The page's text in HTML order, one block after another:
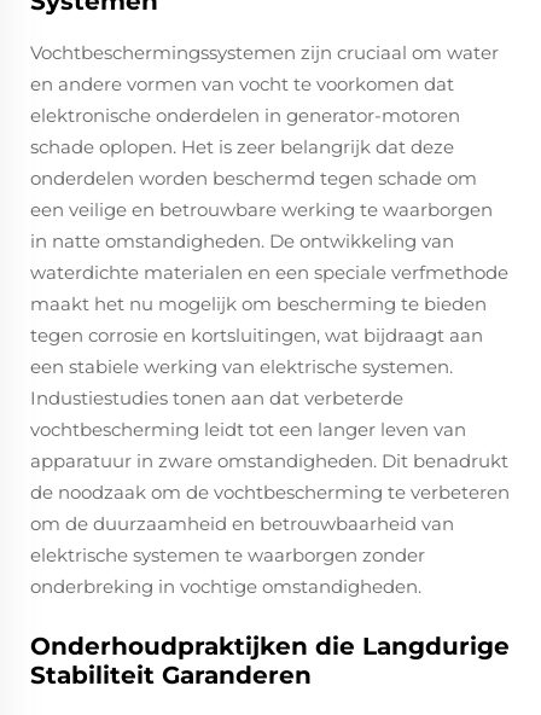
Vochtbeschermingssystemen zijn cruciaal om water
en andere vormen van vocht te voorkomen dat
elektronische onderdelen in generator-motoren
schade oplopen. Het is zeer belangrijk dat deze
onderdelen worden beschermd tegen schade om
een veilige en betrouwbare werking te waarborgen
in natte omstandigheden. De ontwikkeling van
waterdichte materialen en een speciale verfmethode
maakt het nu mogelijk om bescherming te bieden
tegen corrosie en kortsluitingen, wat bijdraagt aan
een stabiele werking van elektrische systemen.
Industiestudies tonen aan dat verbeterde
vochtbescherming leidt tot een langer leven van
apparatuur in zware omstandigheden. Dit benadrukt
de noodzaak om de vochtbescherming te verbeteren
om de duurzaamheid en betrouwbaarheid van
elektrische systemen te waarborgen zonder
onderbreking in vochtige omstandigheden.
Onderhoudpraktijken die Langdurige
Stabiliteit Garanderen